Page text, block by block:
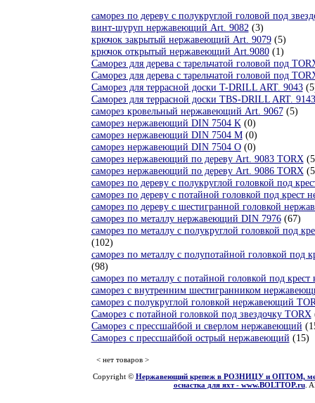
cаморез по дереву с полукруглой головой под
винт-шуруп нержавеющий Art. 9082 (3)
крючок закрытый нержавеющий Art. 9079(5)
крючок открытый нержавеющий Art.9080(1)
Саморез для дерева с тарельчатой головой под
Саморез для дерева с тарельчатой головой под
Саморез для террасной доски T-DRILL ART. 9043
Саморез для террасной доски TBS-DRILL ART. 9143
саморез кровельный нержавеющий Art. 9067(5)
саморез нержавеющий DIN 7504 K(0)
саморез нержавеющий DIN 7504 M(0)
саморез нержавеющий DIN 7504 O(0)
саморез нержавеющий по дереву Art. 9083 TORX
саморез нержавеющий по дереву Art. 9086 TORX
саморез по дереву с полукруглой головкой под
саморез по дереву с потайной головкой под
саморез по дереву с шестигранной головкой
саморез по металлу нержавеющий DIN 7976(67)
саморез по металлу с полукруглой головкой под
(102)
саморез по металлу с полупотайной головкой под
(98)
саморез по металлу с потайной головкой под
саморез с внутренним шестигранником
саморез с полукруглой головкой нержавеющий
Саморез с потайной головкой под звездочку TORX
Саморез с прессшайбой и сверлом нержавеющий
Саморез с прессшайбой острый нержавеющий (15)
< нет товаров >
Copyright © Нержавеющий крепеж в РОЗНИЦУ и ОПТОМ,
оснастка для яхт - www.BOLTTOP.ru.